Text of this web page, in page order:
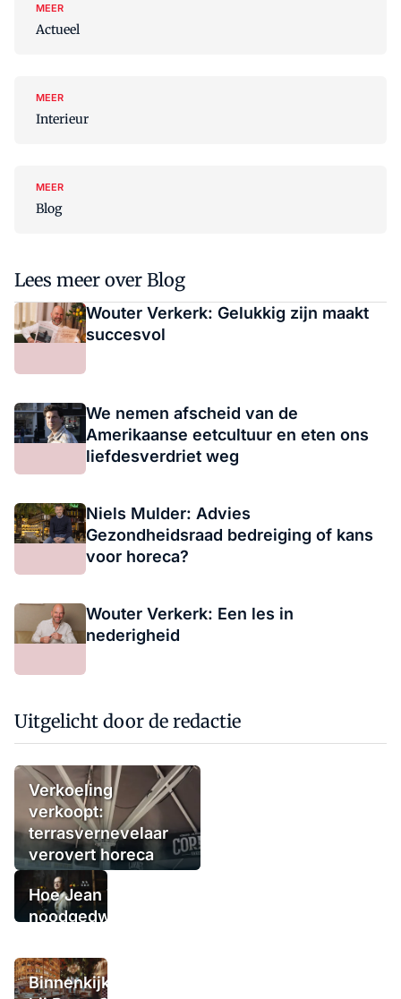
MEER
Actueel
MEER
Interieur
MEER
Blog
Lees meer over Blog
Wouter Verkerk: Gelukkig zijn maakt
succesvol
We nemen afscheid van de
Amerikaanse eetcultuur en eten ons
liefdesverdriet weg
Niels Mulder: Advies
Gezondheidsraad bedreiging of kans
voor horeca?
Wouter Verkerk: Een les in
nederigheid
Uitgelicht door de redactie
Verkoeling
verkoopt:
terrasvernevelaar
verovert horeca
Hoe Jean Thoma
noodgedwongen
deuren sloot,
maar niet in
Binnenkijken